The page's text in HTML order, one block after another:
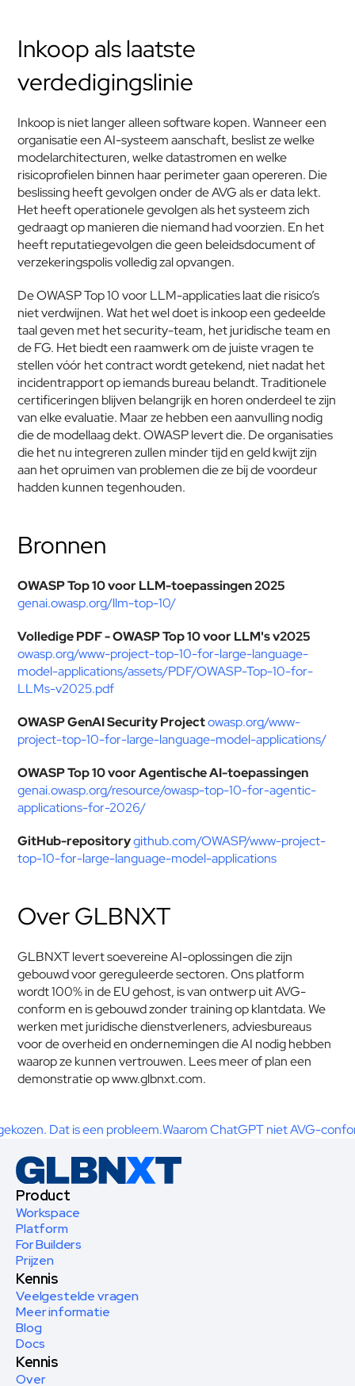
Inkoop als laatste
verdedigingslinie
Inkoop is niet langer alleen software kopen. Wanneer een
organisatie een AI-systeem aanschaft, beslist ze welke
modelarchitecturen, welke datastromen en welke
risicoprofielen binnen haar perimeter gaan opereren. Die
beslissing heeft gevolgen onder de AVG als er data lekt.
Het heeft operationele gevolgen als het systeem zich
gedraagt op manieren die niemand had voorzien. En het
heeft reputatiegevolgen die geen beleidsdocument of
verzekeringspolis volledig zal opvangen.
De OWASP Top 10 voor LLM-applicaties laat die risico’s
niet verdwijnen. Wat het wel doet is inkoop een gedeelde
taal geven met het security-team, het juridische team en
de FG. Het biedt een raamwerk om de juiste vragen te
stellen vóór het contract wordt getekend, niet nadat het
incidentrapport op iemands bureau belandt. Traditionele
certificeringen blijven belangrijk en horen onderdeel te zijn
van elke evaluatie. Maar ze hebben een aanvulling nodig
die de modellaag dekt. OWASP levert die. De organisaties
die het nu integreren zullen minder tijd en geld kwijt zijn
aan het opruimen van problemen die ze bij de voordeur
hadden kunnen tegenhouden.
Bronnen
OWASP Top 10 voor LLM-toepassingen 2025
genai.owasp.org/llm-top-10/
Volledige PDF - OWASP Top 10 voor LLM's v2025
owasp.org/www-project-top-10-for-large-language-
model-applications/assets/PDF/OWASP-Top-10-for-
LLMs-v2025.pdf
OWASP GenAI Security Projectowasp.org/www-
project-top-10-for-large-language-model-applications/
OWASP Top 10 voor Agentische AI-toepassingen
genai.owasp.org/resource/owasp-top-10-for-agentic-
applications-for-2026/
GitHub-repositorygithub.com/OWASP/www-project-
top-10-for-large-language-model-applications
Over GLBNXT
GLBNXT levert soevereine AI-oplossingen die zijn
gebouwd voor gereguleerde sectoren. Ons platform
wordt 100% in de EU gehost, is van ontwerp uit AVG-
conform en is gebouwd zonder training op klantdata. We
werken met juridische dienstverleners, adviesbureaus
voor de overheid en ondernemingen die AI nodig hebben
waarop ze kunnen vertrouwen. Lees meer of plan een
demonstratie op www.glbnxt.com.
Dat is een probleem.Waarom ChatGPT niet AVG-
Product
Workspace
Platform
For Builders
Prijzen
Kennis
Veelgestelde vragen
Meer informatie
Blog
Docs
Kennis
Over